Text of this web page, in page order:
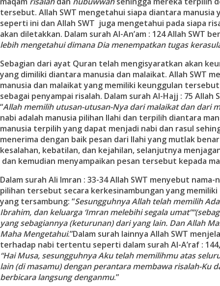
tersebut. Allah SWT mengetahui siapa diantara manusia
seperti ini dan Allah SWT juga mengetahui pada siapa
akan diletakkan. Dalam surah Al-An’am : 124 Allah SWT
lebih mengetahui dimana Dia menempatkan tugas
Sebagian dari ayat Quran telah mengisyaratkan akan
yang dimiliki diantara manusia dan malaikat. Allah SWT
manusia dan malaikat yang memiliki keunggulan
sebagai penyampai risalah. Dalam surah Al-Hajj : 75 Allah
“Allah memilih utusan-utusan-Nya dari malaikat dan dari
nabi adalah manusia pilihan Ilahi dan terpilih diantara
manusia terpilih yang dapat menjadi nabi dan rasul
menerima dengan baik pesan dari Ilahi yang mutlak
kesalahan, kebatilan, dan kejahilan, selanjutnya
dan kemudian menyampaikan pesan tersebut kepada
Dalam surah Ali Imran : 33-34 Allah SWT menyebut nama-
pilihan tersebut secara kerkesinambungan yang memiliki
yang tersambung: “Sesungguhnya Allah telah memilih
Ibrahim, dan keluarga ‘Imran melebihi segala umat”“
yang sebagiannya (keturunan) dari yang lain. Dan Allah
Maha Mengetahui.”Dalam surah lainnya Allah SWT
terhadap nabi tertentu seperti dalam surah Al-A’raf :
“Hai Musa, sesungguhnya Aku telah memilihmu atas
lain (di masamu) dengan perantara membawa risalah-Ku
berbicara langsung denganmu.”